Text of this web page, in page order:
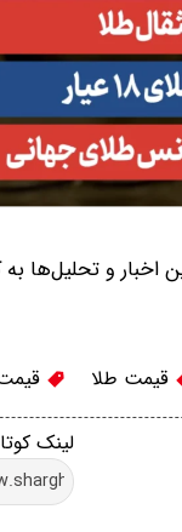
اخبار و تحلیل‌ها
قیمت طلا
لینک